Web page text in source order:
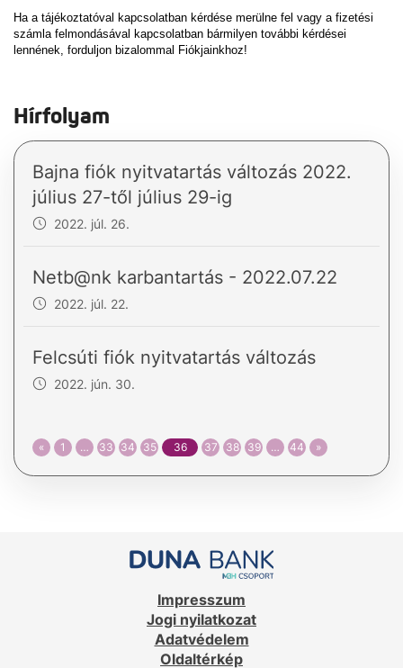
Ha a tájékoztatóval kapcsolatban kérdése merülne fel vagy a fizetési
számla felmondásával kapcsolatban bármilyen további kérdései
lennének, forduljon bizalommal Fiókjainkhoz!
Hírfolyam
Bajna fiók nyitvatartás változás 2022.
július 27-től július 29-ig
2022. júl. 26.
Netb@nk karbantartás - 2022.07.22
2022. júl. 22.
Felcsúti fiók nyitvatartás változás
2022. jún. 30.
« 1 … 33 34 35 36 37 38 39 … 44 »
Impresszum
Jogi nyilatkozat
Adatvédelem
Oldaltérkép